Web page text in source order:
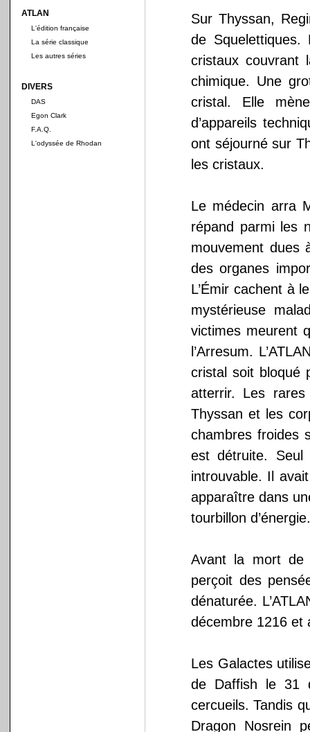
ATLAN
L'édition française
La série classique
Les autres séries
DIVERS
DAS
Egon Clark
F.A.Q.
L'odyssée de Rhodan
Sur Thyssan,
de
cristaux couvrant
chimique. Une
cristal. Elle
d’appareils
ont séjourné sur
les cristaux.
Le médecin arra
répand parmi les
mouvement dues
des organes
L’Émir cachent à
mystérieuse
victimes meurent
l’Arresum.
cristal soit bloqué
atterrir. Les
Thyssan et les
chambres froides
est détruite. Seul
introuvable. Il
apparaître dans
tourbillon d’énergie.
Avant la mort de
perçoit des
dénaturée.
décembre 1216 et
Les Galactes
de Daffish le 31
cercueils. Tandis
Dragon Nosrein